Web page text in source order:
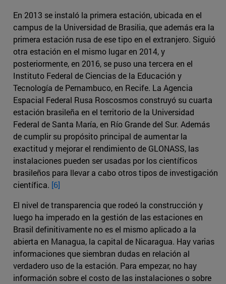
En 2013 se instaló la primera estación, ubicada en el
campus de la Universidad de Brasilia, que además era la
primera estación rusa de ese tipo en el extranjero. Siguió
otra estación en el mismo lugar en 2014, y
posteriormente, en 2016, se puso una tercera en el
Instituto Federal de Ciencias de la Educación y
Tecnología de Pernambuco, en Recife. La Agencia
Espacial Federal Rusa Roscosmos construyó su cuarta
estación brasileña en el territorio de la Universidad
Federal de Santa María, en Río Grande del Sur. Además
de cumplir su propósito principal de aumentar la
exactitud y mejorar el rendimiento de GLONASS, las
instalaciones pueden ser usadas por los científicos
brasileños para llevar a cabo otros tipos de investigación
científica. [6]
El nivel de transparencia que rodeó la construcción y
luego ha imperado en la gestión de las estaciones en
Brasil definitivamente no es el mismo aplicado a la
abierta en Managua, la capital de Nicaragua. Hay varias
informaciones que siembran dudas en relación al
verdadero uso de la estación. Para empezar, no hay
información sobre el costo de las instalaciones o sobre